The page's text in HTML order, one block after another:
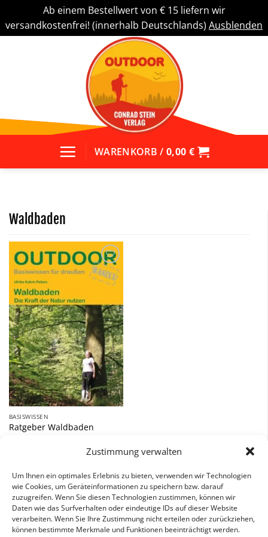
Zustimmung verwalten
Um Ihnen ein optimales Erlebnis zu bieten, verwenden wir Technologien
wie Cookies, um Geräteinformationen zu speichern bzw. darauf
zuzugreifen. Wenn Sie diesen Technologien zustimmen, können wir
Daten wie das Surfverhalten oder eindeutige IDs auf dieser Website
verarbeiten. Wenn Sie Ihre Zustimmung nicht erteilen oder zurückziehen,
können bestimmte Merkmale und Funktionen beeinträchtigt werden.
Ab einem Bestellwert von € 15 liefern wir
versandkostenfrei! (innerhalb Deutschlands) Ausblenden
WARENKORB / 0,00 €
Waldbaden
Zu
Wunschliste
BASISWISSEN
Ratgeber Waldbaden